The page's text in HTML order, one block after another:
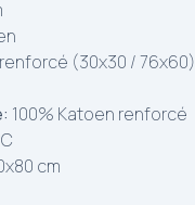
renforcé (30x30 / 76x60)
100% Katoen renforcé
cm